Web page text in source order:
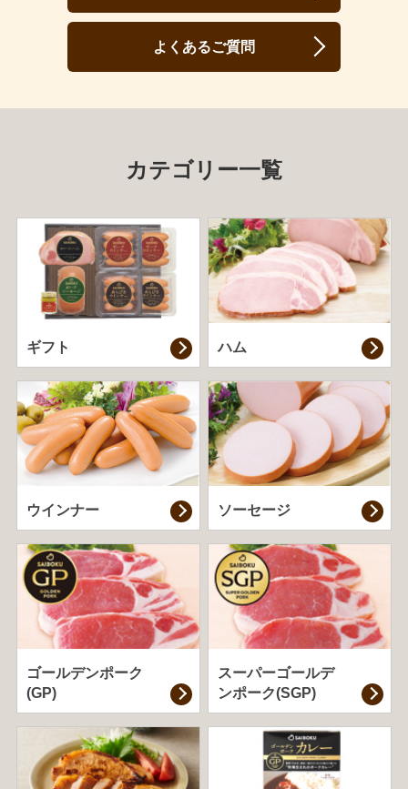
よくあるご質問
カテゴリー一覧
ギフト ハム
ウインナー ソーセージ
ゴールデンポーク
(GP)
スーパーゴールデ
ンポーク(SGP)